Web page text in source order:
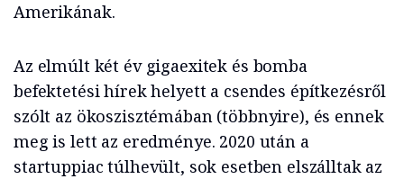
Amerikának.
Az elmúlt két év gigaexitek és bomba
befektetési hírek helyett a csendes építkezésről
szólt az ökoszisztémában (többnyire), és ennek
meg is lett az eredménye. 2020 után a
startuppiac túlhevült, sok esetben elszálltak az